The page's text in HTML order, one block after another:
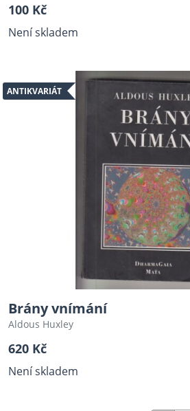
100 Kč
Není skladem
ANTIKVARIÁT
Brány vnímání
Aldous Huxley
620 Kč
Není skladem